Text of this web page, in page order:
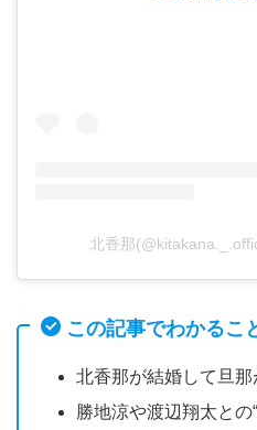
北香那
この記事でわかるこ
北香那が結婚して旦
勝地涼や渡辺翔太との